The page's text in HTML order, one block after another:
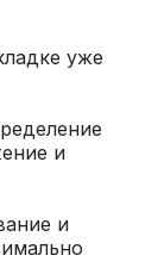
уже
и
и